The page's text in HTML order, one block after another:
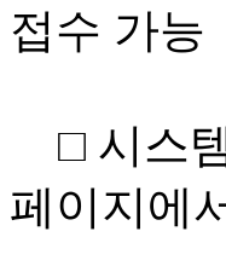
접수 가
□ 시스템
페이지에